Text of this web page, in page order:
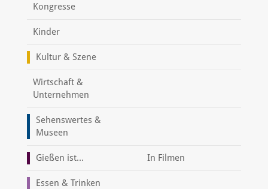
Kongresse
Kinder
Kultur & Szene
Wirtschaft &
Unternehmen
Sehenswertes &
Museen
Gießen ist... In Filmen
Essen & Trinken